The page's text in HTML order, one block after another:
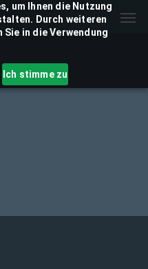
um Ihnen die Nutzung
Durch weiteren
in die Verwendung
Ich stimme zu